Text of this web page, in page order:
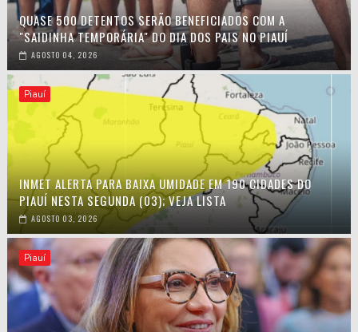
QUASE 500 DETENTOS SERÃO BENEFICIADOS COM A
"SAIDINHA TEMPORÁRIA" DO DIA DOS PAIS NO PIAUÍ
AGOSTO 04, 2026
Piauí
INMET ALERTA PARA BAIXA UMIDADE EM 190 CIDADES DO
PIAUÍ NESTA SEGUNDA (03); VEJA LISTA
AGOSTO 03, 2026
Piauí